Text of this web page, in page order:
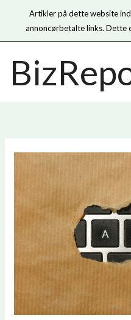
Artikler på dette website
annoncørbetalte links. Dette
indholdet